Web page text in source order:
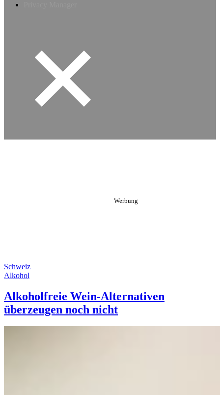
Schweiz
Alkohol
Alkoholfreie Wein-Alternativen
überzeugen noch nicht